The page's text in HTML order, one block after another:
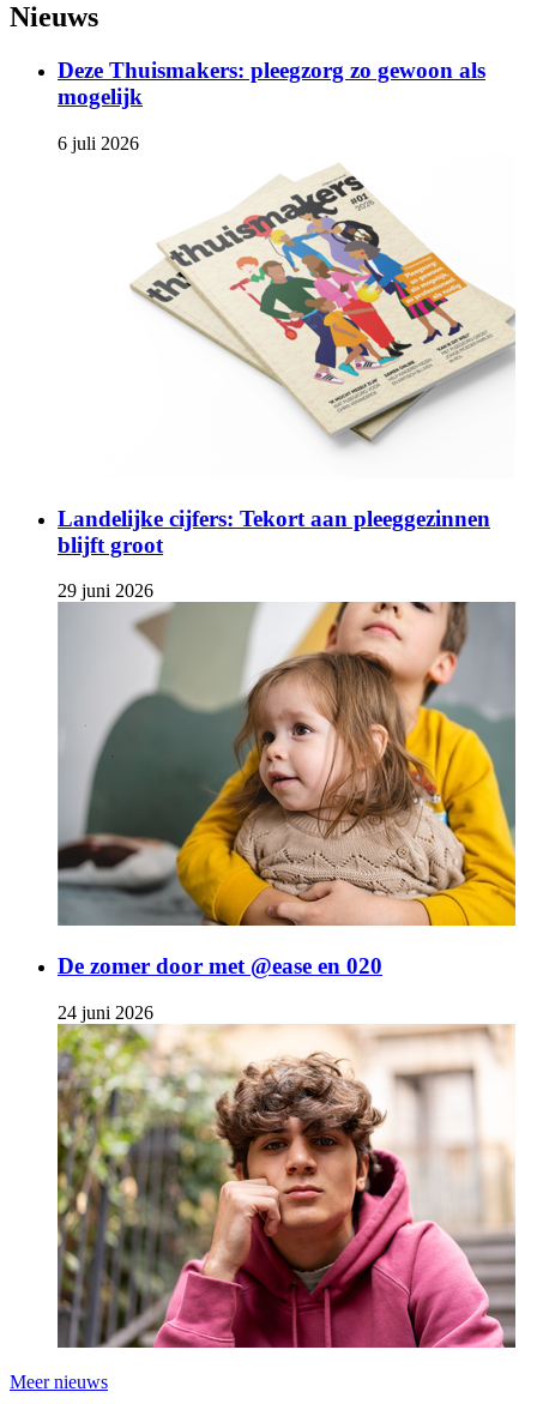
Nieuws
Deze Thuismakers: pleegzorg zo gewoon als
mogelijk
6 juli 2026
Landelijke cijfers: Tekort aan pleeggezinnen
blijft groot
29 juni 2026
De zomer door met @ease en 020
24 juni 2026
Meer nieuws